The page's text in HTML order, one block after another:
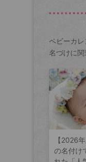
ベビーカ
名づけに関
【2026
の名付け